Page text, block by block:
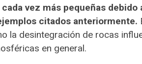
vez más pequeñas
citados anteriormente.
la desintegración de rocas
en general.